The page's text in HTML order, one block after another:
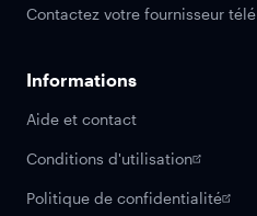
Contactez votre fournisseur télé
Informations
Aide et contact
Conditions d'utilisation
Politique de confidentialité